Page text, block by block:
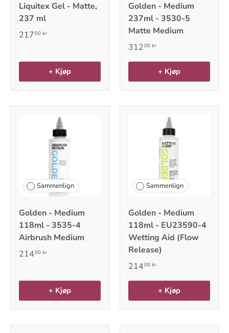
Liquitex Gel - Matte,
237 ml
21700 kr
+ Kjøp
Golden - Medium
237ml - 3530-5
Matte Medium
31200 kr
+ Kjøp
Sammenlign
Golden - Medium
118ml - 3535-4
Airbrush Medium
21400 kr
+ Kjøp
Sammenlign
Golden - Medium
118ml - EU23590-4
Wetting Aid (Flow
Release)
21400 kr
+ Kjøp